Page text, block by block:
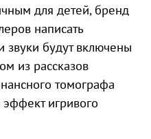
для детей, бренд
написать
звуки будут включены
из рассказов
томографа
игривого